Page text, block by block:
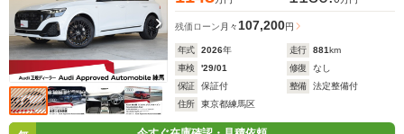
残価ローン 月々107,200円
年式 2026年 走行 881km
車検
'29/01 修復
なし
保証
保証付 整備
法定整備付
住所
東京都練馬区